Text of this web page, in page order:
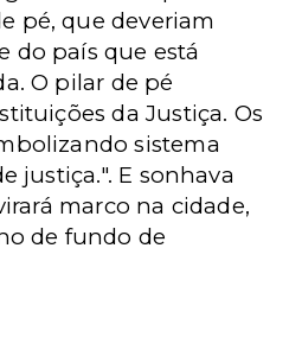
pé, que deveriam
do país que está
O pilar de pé
da Justiça. Os
sistema
justiça.". E sonhava
marco na cidade,
de fundo de